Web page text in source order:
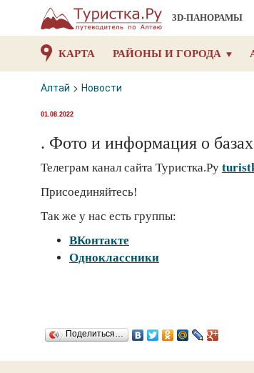
3D-ПАНОРАМЫ
КАРТА РАЙОНЫ И ГОРОДА
Алтай > Новости
01.08.2022
. Фото и информация о
Телеграм канал сайта Туристка.Ру
Присоединяйтесь!
Так же у нас есть группы:
ВКонтакте
Одноклассники
Поделиться…